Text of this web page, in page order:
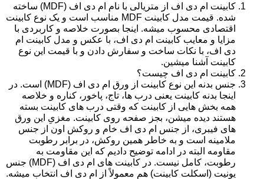
کابینت ام دی اف از متریالی با نام ام دی اف (MDF) ساخته
شده. قیمت مدل کابینت MDF مناسب است و یک نوع کابینت
اقتصادی محسوب میشه. اینجا بصورت خلاصه و کاربردی با
مزایا و معایب کابینت ام دی اف، با عکس و مدل کابینت ام
دی اف، با نکات ساخت و سفارش دادن و با قیمت این نوع
کابینت آشنا میشین.
کابینت ام دی اف چیست؟
جنس بدنه این نوع کابینت از ورق ام دی اف (MDF) است. در
اینجا بدنه کابینت یعنی درب ها، تاج، پاخور، کناره و خلاصه
همه بخش هایی از کابینت که وقتی درب های کابینت بسته
هستند دیده میشن، بجز صفحه روی کابینت. مغزیِ این ورق
های فیبری، از جنس ام دی اف خام و روکش اون از جنس
ملامینه است و به خاطر همین روکش، در برابر رطوبت
مقاومه البته در ادامه توضیح دادیم که این مقاومت به
رطوبت، کامل نیست. در کابینت های ام دی اف (MDF) جنس
یونیت (اسکلت کابینت) هم معمولاً از ام دی اف انتخاب میشه.